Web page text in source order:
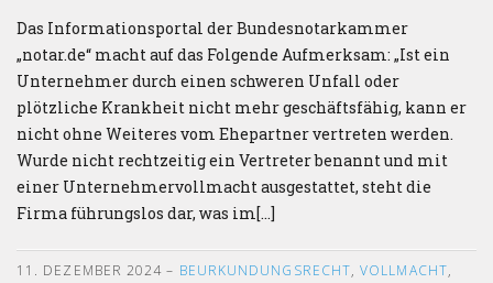
Das Informationsportal der Bundesnotarkammer
„notar.de“ macht auf das Folgende Aufmerksam: „Ist ein
Unternehmer durch einen schweren Unfall oder
plötzliche Krankheit nicht mehr geschäftsfähig, kann er
nicht ohne Weiteres vom Ehepartner vertreten werden.
Wurde nicht rechtzeitig ein Vertreter benannt und mit
einer Unternehmervollmacht ausgestattet, steht die
Firma führungslos dar, was im[…]
11. DEZEMBER 2024 – BEURKUNDUNGSRECHT,VOLLMACHT,